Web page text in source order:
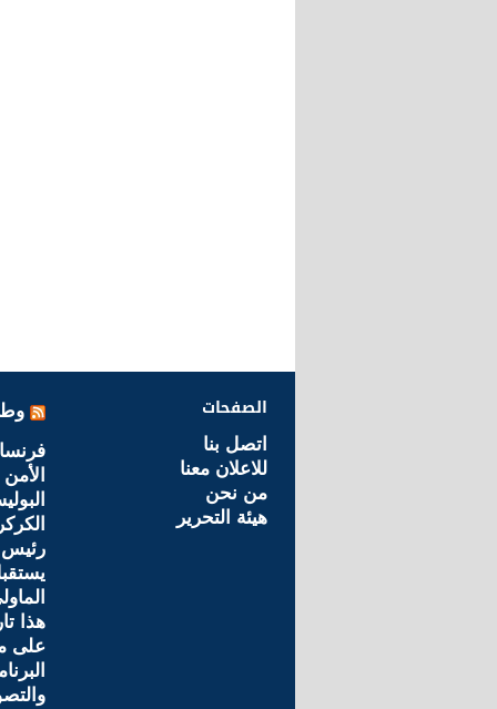
الصفحات
اتصل بنا
للاعلان معنا
من نحن
هيئة التحرير
هذا
على